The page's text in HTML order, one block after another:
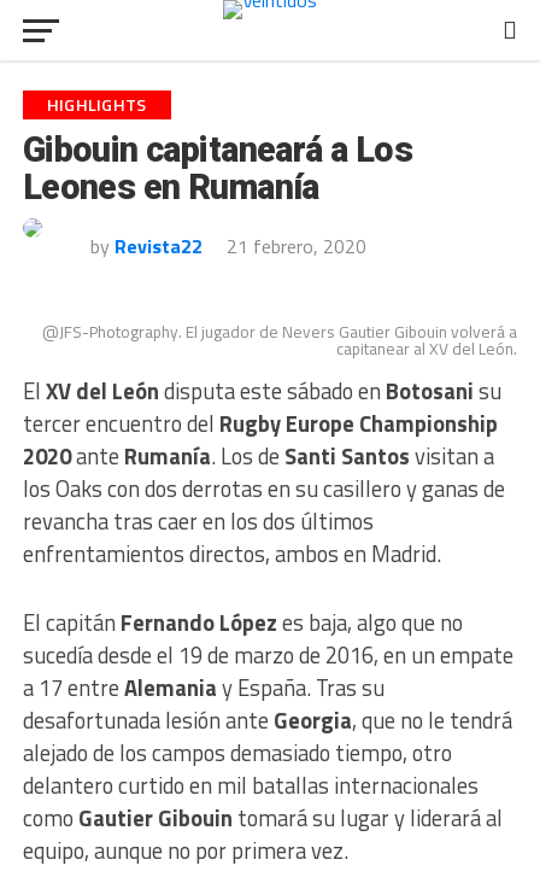
HIGHLIGHTS
Gibouin capitaneará a Los
Leones en Rumanía
by Revista22 21 febrero, 2020
@JFS-Photography. El jugador de Nevers Gautier Gibouin volverá a
capitanear al XV del León.
ElXV del Leóndisputa este sábado en Botosanisu
tercer encuentro del Rugby Europe Championship
2020ante Rumanía. Los de Santi Santosvisitan a
los Oaks con dos derrotas en su casillero y ganas de
revancha tras caer en los dos últimos
enfrentamientos directos, ambos en Madrid.
El capitán Fernando Lópezes baja, algo que no
sucedía desde el 19 de marzo de 2016, en un empate
a 17 entreAlemaniay España. Tras su
desafortunada lesión ante Georgia, que no le tendrá
alejado de los campos demasiado tiempo, otro
delantero curtido en mil batallas internacionales
como Gautier Gibouin tomará su lugar y liderará al
equipo, aunque no por primera vez.